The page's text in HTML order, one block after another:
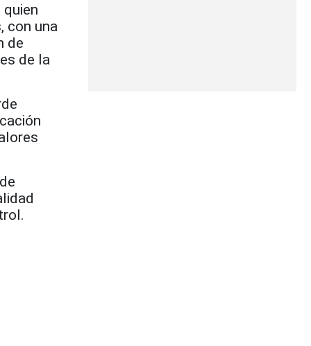
con una
de
de la